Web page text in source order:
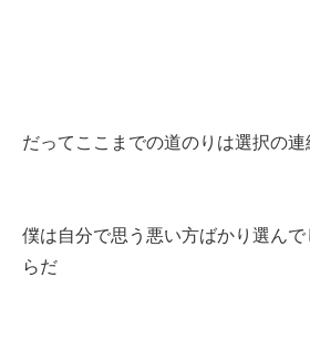
だってここまでの道のりは選択の連
僕は自分で思う悪い方ばかり選ん
らだ